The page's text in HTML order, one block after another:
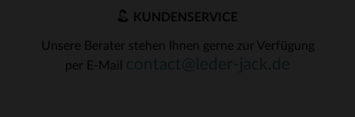
KUNDENSERVICE
Unsere Berater stehen Ihnen gerne zur Verfügung
per E-Mail